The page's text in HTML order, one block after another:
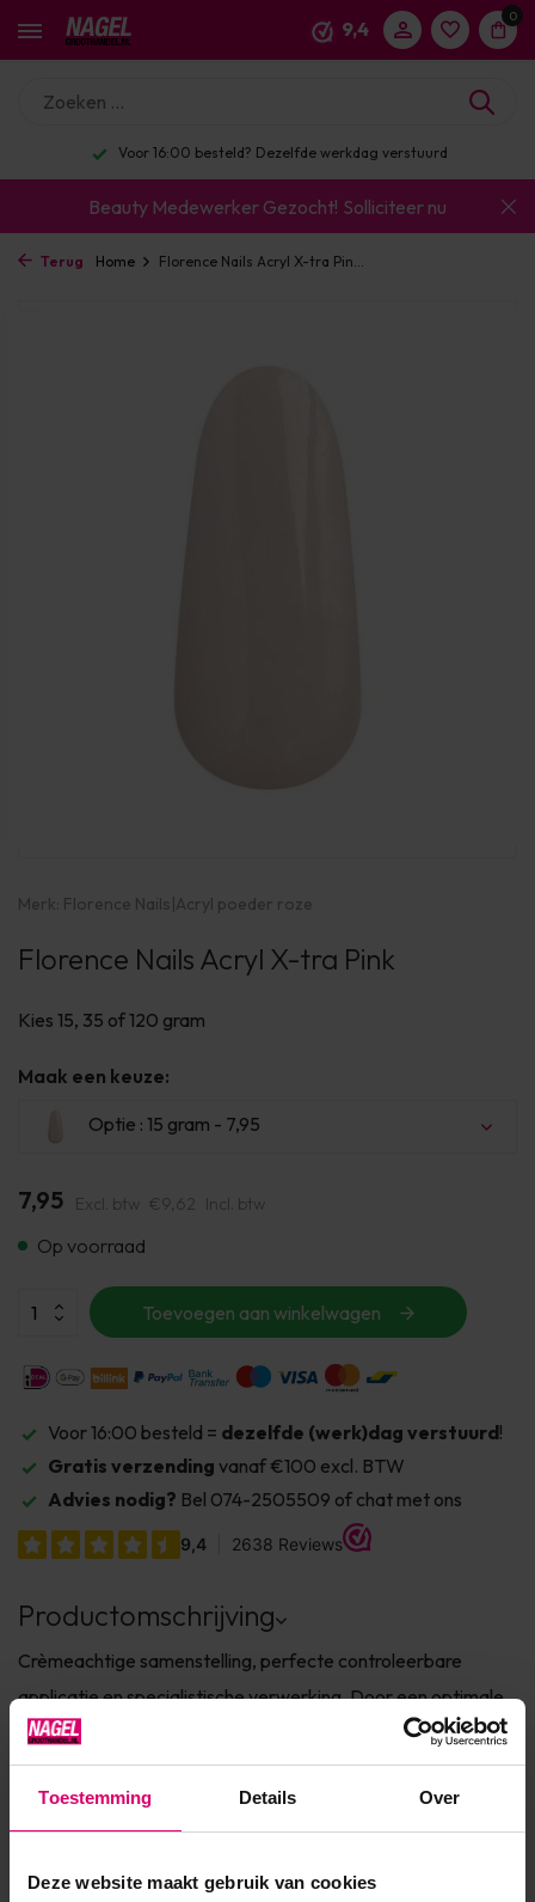
Toestemming Details Over
Deze website maakt gebruik van cookies
9,4
0
Voor 16:00 besteld? Dezelfde werkdag verstuurd
Beauty Medewerker Gezocht! Solliciteer nu
Terug Home Florence Nails Acryl X-tra Pin...
Merk: Florence Nails|Acryl poeder roze
Florence Nails Acryl X-tra Pink
Kies 15, 35 of 120 gram
Maak een keuze:
Optie : 15 gram - 7,95
Uitverkocht
7,95 Excl. btw €9,62 Incl. btw
Op voorraad
Toevoegen aan winkelwagen
Voor 16:00 besteld = dezelfde (werk)dag verstuurd!
Gratis verzending vanaf €100 excl. BTW
Advies nodig? Bel 074-2505509 of chat met ons
Productomschrijving
Crèmeachtige samenstelling, perfecte controleerbare
applicatie en specialistische verwerking. Door een optimale
sterkte, kan er extra dun mee gewerkt worden. Natuurlijke
kleur roze die in combinatie met de Premium Liquid X-tra
haar kleur behoudt.
Verkrijgbaar in 15,35, 120 gram